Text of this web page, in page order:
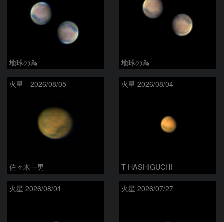
地球の為 地球の為
火星 2026/08/05
佐々木一男
火星 2026/08/04
T-HASHIGUCHI
火星 2026/08/01 火星 2026/07/27